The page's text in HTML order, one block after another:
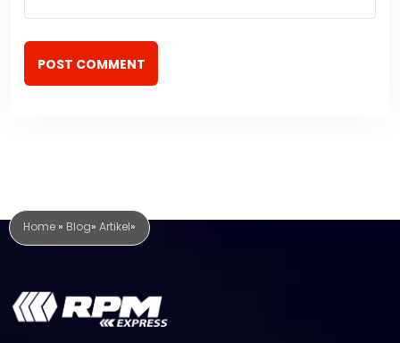
POST COMMENT
Home» Blog» Artikel»